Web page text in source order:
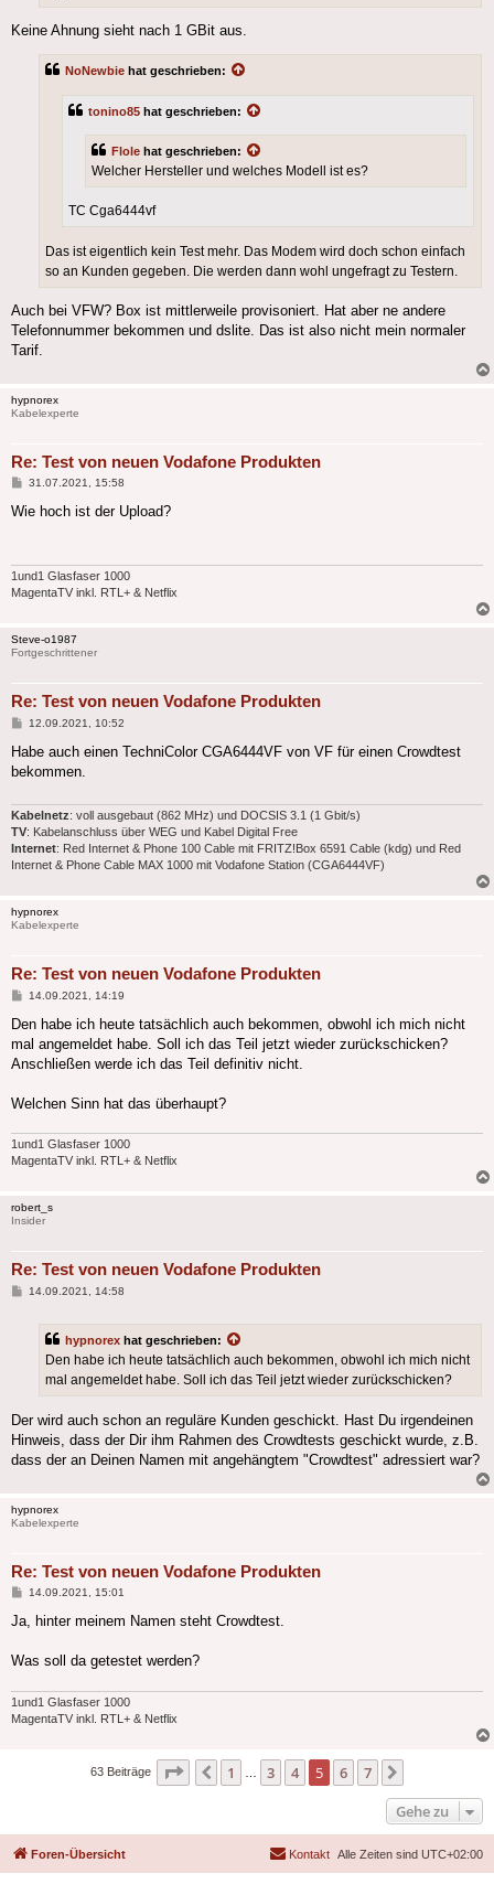
Keine Ahnung sieht nach 1 GBit aus.
NoNewbie hat geschrieben:
tonino85 hat geschrieben:
Flole hat geschrieben:
Welcher Hersteller und welches Modell ist es?
TC Cga6444vf
Das ist eigentlich kein Test mehr. Das Modem wird doch schon einfach
so an Kunden gegeben. Die werden dann wohl ungefragt zu Testern.
Auch bei VFW? Box ist mittlerweile provisoniert. Hat aber ne andere
Telefonnummer bekommen und dslite. Das ist also nicht mein normaler
Tarif.
hypnorex
Kabelexperte
Re: Test von neuen Vodafone Produkten
Beitrag
31.07.2021, 15:58
Wie hoch ist der Upload?
1und1 Glasfaser 1000
MagentaTV inkl. RTL+ & Netflix
Steve-o1987
Fortgeschrittener
Re: Test von neuen Vodafone Produkten
Beitrag
12.09.2021, 10:52
Habe auch einen TechniColor CGA6444VF von VF für einen Crowdtest
bekommen.
Kabelnetz: voll ausgebaut (862 MHz) und DOCSIS 3.1 (1 Gbit/s)
TV: Kabelanschluss über WEG und Kabel Digital Free
Internet: Red Internet & Phone 100 Cable mit FRITZ!Box 6591 Cable (kdg) und Red
Internet & Phone Cable MAX 1000 mit Vodafone Station (CGA6444VF)
hypnorex
Kabelexperte
Re: Test von neuen Vodafone Produkten
Beitrag
14.09.2021, 14:19
Den habe ich heute tatsächlich auch bekommen, obwohl ich mich nicht
mal angemeldet habe. Soll ich das Teil jetzt wieder zurückschicken?
Anschließen werde ich das Teil definitiv nicht.
Welchen Sinn hat das überhaupt?
1und1 Glasfaser 1000
MagentaTV inkl. RTL+ & Netflix
robert_s
Insider
Re: Test von neuen Vodafone Produkten
Beitrag
14.09.2021, 14:58
hypnorex hat geschrieben:
Den habe ich heute tatsächlich auch bekommen, obwohl ich mich nicht
mal angemeldet habe. Soll ich das Teil jetzt wieder zurückschicken?
Der wird auch schon an reguläre Kunden geschickt. Hast Du irgendeinen
Hinweis, dass der Dir ihm Rahmen des Crowdtests geschickt wurde, z.B.
dass der an Deinen Namen mit angehängtem "Crowdtest" adressiert war?
hypnorex
Kabelexperte
Re: Test von neuen Vodafone Produkten
Beitrag
14.09.2021, 15:01
Ja, hinter meinem Namen steht Crowdtest.
Was soll da getestet werden?
1und1 Glasfaser 1000
MagentaTV inkl. RTL+ & Netflix
63 Beiträge Seite von 7
Vorherige
1 3 4 5 6 7
Gehe zu
Foren-Übersicht Alle Zeiten sind UTC+02:00
Kontakt